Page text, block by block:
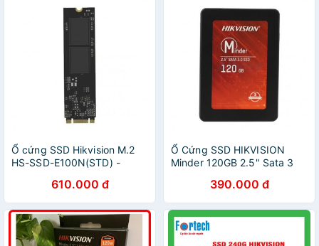
Ổ cứng SSD Hikvision M.2
HS-SSD-E100N(STD) -
610.000 đ
Ổ Cứng SSD HIKVISION
Minder 120GB 2.5" Sata 3
390.000 đ